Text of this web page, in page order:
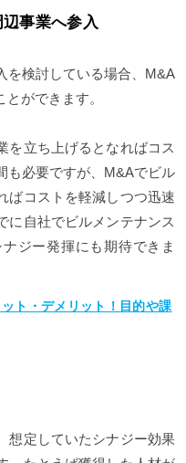
事業へ参入
を検討している場合、M&A
ができます。
を立ち上げるとなればコス
も必要ですが、M&Aでビル
ばコストを軽減しつつ迅速
に自社でビルメンテナンス
ジー発揮にも期待できま
ト・デメリット！目的や課
想定していたシナジー効果